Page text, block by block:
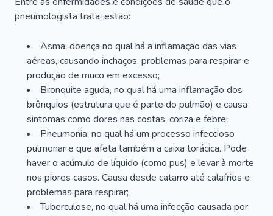
pneumologista trata, estão:
Asma, doença no qual há a inflamação das vias
aéreas, causando inchaços, problemas para respirar e
produção de muco em excesso;
Bronquite aguda, no qual há uma inflamação dos
brônquios (estrutura que é parte do pulmão) e causa
sintomas como dores nas costas, coriza e febre;
Pneumonia, no qual há um processo infeccioso
pulmonar e que afeta também a caixa torácica. Pode
haver o acúmulo de líquido (como pus) e levar à morte
nos piores casos. Causa desde catarro até calafrios e
problemas para respirar;
Tuberculose, no qual há uma infecção causada por